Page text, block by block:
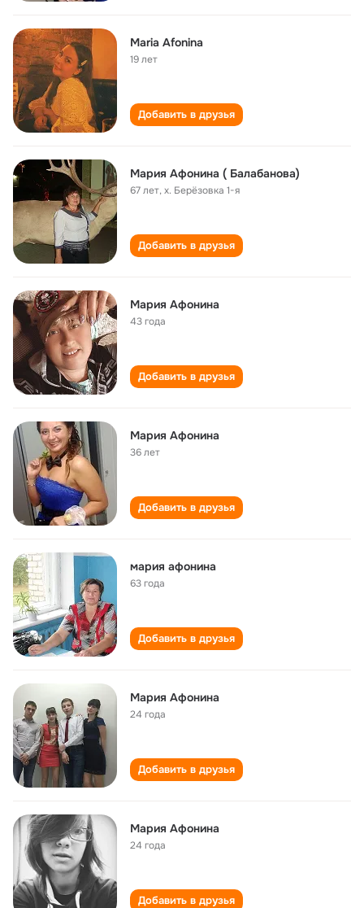
Maria Afonina
19 лет
Добавить в друзья
Мария Афонина ( Балабанова)
67 лет,х. Берёзовка 1-я
Добавить в друзья
Мария Афонина
43 года
Добавить в друзья
Мария Афонина
36 лет
Добавить в друзья
мария афонина
63 года
Добавить в друзья
Мария Афонина
24 года
Добавить в друзья
Мария Афонина
24 года
Добавить в друзья